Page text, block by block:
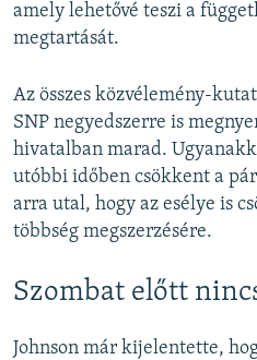
amely lehetővé teszi a
megtartását.
Az összes közvélemény-
SNP negyedszerre is
hivatalban marad.
utóbbi időben csökkent a
arra utal, hogy az esélye is
többség megszerzésére.
Szombat előtt
Johnson már kijelentette,